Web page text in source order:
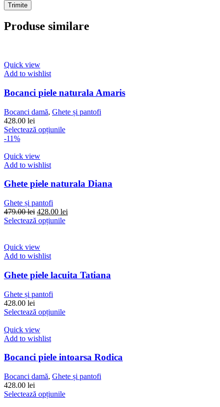
Produse similare
Quick view
Add to wishlist
Bocanci piele naturala Amaris
Bocanci damă, Ghete și pantofi
428.00 lei
Selectează opțiunileAcest
Opțiunile
alese
în
pagina
-11%
Quick view
Add to wishlist
Ghete piele naturala Diana
Ghete și pantofi
479.00lei Prețul
inițial
479.00 lei.
428.00 lei
Selectează opțiunileAcest
Opțiunile
pot
pagina
Quick view
Add to wishlist
Ghete piele lacuita Tatiana
Ghete și pantofi
428.00 lei
Selectează opțiunileAcest
variații.
pot
fi
în
Quick view
Add to wishlist
Bocanci piele intoarsa Rodica
Bocanci damă, Ghete și pantofi
428.00 lei
Selectează opțiunileAcest